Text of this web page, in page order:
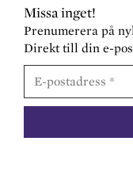
Missa inget!
Prenumerera på
Direkt till din e-